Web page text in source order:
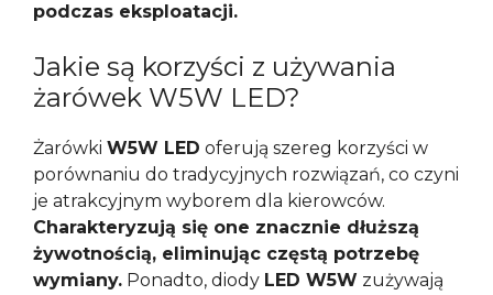
podczas eksploatacji.
Jakie są korzyści z używania
żarówek W5W LED?
Żarówki W5W LED oferują szereg korzyści w
porównaniu do tradycyjnych rozwiązań, co czyni
je atrakcyjnym wyborem dla kierowców.
Charakteryzują się one znacznie dłuższą
żywotnością, eliminując częstą potrzebę
wymiany. Ponadto, diody LED W5W zużywają